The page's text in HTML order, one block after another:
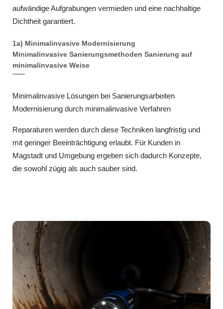
aufwändige Aufgrabungen vermieden und eine nachhaltige
Dichtheit garantiert.
1a) Minimalinvasive Modernisierung
Minimalinvasive Sanierungsmethoden Sanierung auf
minimalinvasive Weise
Minimalinvasive Lösungen bei Sanierungsarbeiten
Modernisierung durch minimalinvasive Verfahren
Reparaturen werden durch diese Techniken langfristig und
mit geringer Beeinträchtigung erlaubt. Für Kunden in
Magstadt und Umgebung ergeben sich dadurch Konzepte,
die sowohl zügig als auch sauber sind.